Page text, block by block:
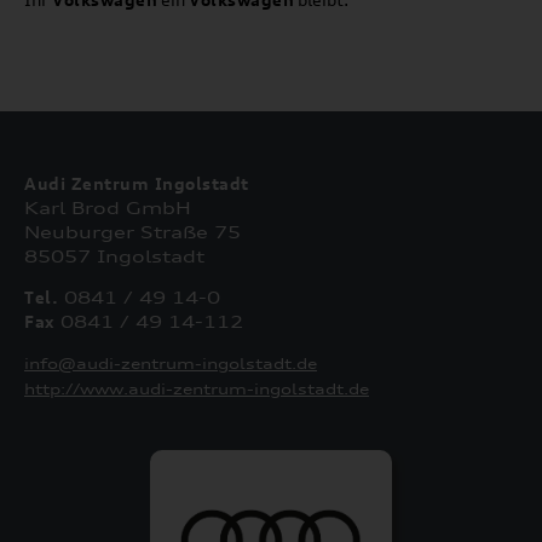
Audi Zentrum Ingolstadt
Karl Brod GmbH
Neuburger Straße 75
85057 Ingolstadt
Tel. 0841 / 49 14-0
Fax 0841 / 49 14-112
info@audi-zentrum-ingolstadt.de
http://www.audi-zentrum-ingolstadt.de